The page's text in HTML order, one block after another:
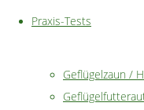
Praxis-Tests
Geflügelzaun /
noch die